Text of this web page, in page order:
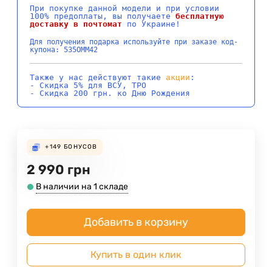
При покупке данной модели и при условии
100% предоплаты, вы получаете бесплатную
доставку в почтомат по Украине!
Для получения подарка используйте при заказе код-
купона: 535OMM42
Также у нас действуют такие акции :
- Скидка 5% для ВСУ, ТРО
- Скидка 200 грн. ко Дню Рождения
+149 БОНУСОВ
2 990 грн
В наличии на 1 складе
Добавить в корзину
Купить в один клик